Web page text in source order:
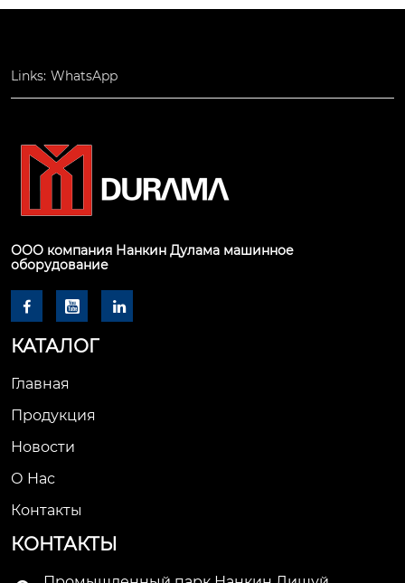
Links: WhatsApp
ООО компания Нанкин Дулама машинное
оборудование
  
КАТАЛОГ
Главная
Продукция
Новости
О Hас
Контакты
КОНТАКТЫ